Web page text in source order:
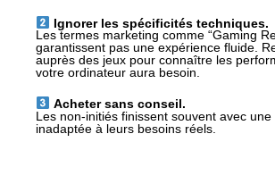
Ignorer les spécificités techniques.
Les termes marketing comme “Gaming
garantissent pas une expérience fluide.
auprès des jeux pour connaître les
votre ordinateur aura besoin.
Acheter sans conseil.
Les non-initiés finissent souvent avec une
inadaptée à leurs besoins réels.